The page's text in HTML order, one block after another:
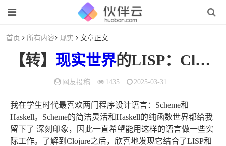
首页 所有内容 现实 文章正文
【转】 现实世界的LISP：Clojure语言初探
网友投稿 1435 2025-03-31
我在学生时代最喜欢两门程序设计语言：Scheme和
Haskell。Scheme的简洁灵活和Haskell的纯函数世界都给我
留下了 深刻印象，因此一直希望能用这样的语言做一些实
际工作。了解到Clojure之后，欣喜地发现它结合了LISP和